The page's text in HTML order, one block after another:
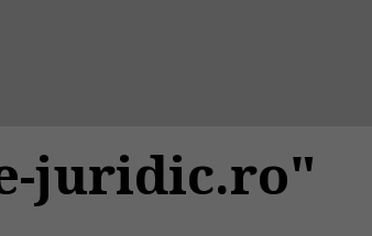
juridic.ro"